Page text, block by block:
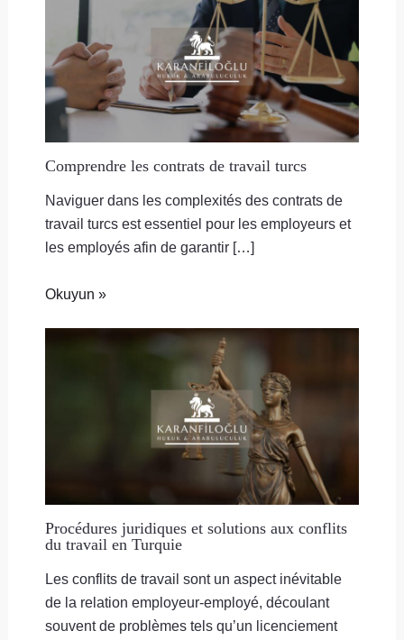
Comprendre les contrats de travail turcs
Naviguer dans les complexités des contrats de
travail turcs est essentiel pour les employeurs et
les employés afin de garantir […]
Okuyun »
Procédures juridiques et solutions aux conflits
du travail en Turquie
Les conflits de travail sont un aspect inévitable
de la relation employeur-employé, découlant
souvent de problèmes tels qu’un licenciement